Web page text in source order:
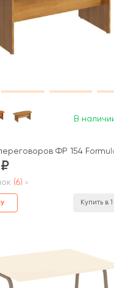
ФР 189 Formula
В
ФР 154
(6)
Купить в